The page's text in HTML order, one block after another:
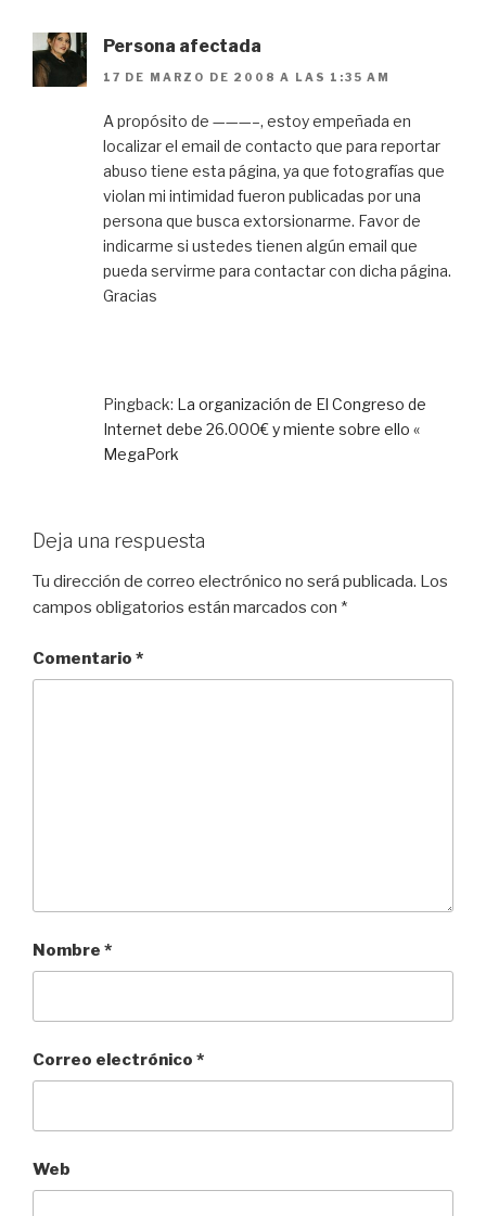
Persona afectada
17 DE MARZO DE 2008 A LAS 1:35 AM
A propósito de ———–, estoy empeñada en
localizar el email de contacto que para reportar
abuso tiene esta página, ya que fotografías que
violan mi intimidad fueron publicadas por una
persona que busca extorsionarme. Favor de
indicarme si ustedes tienen algún email que
pueda servirme para contactar con dicha página.
Gracias
Pingback: La organización de El Congreso de
Internet debe 26.000€ y miente sobre ello «
MegaPork
Deja una respuesta
Tu dirección de correo electrónico no será publicada. Los
campos obligatorios están marcados con *
Comentario *
Nombre *
Correo electrónico *
Web